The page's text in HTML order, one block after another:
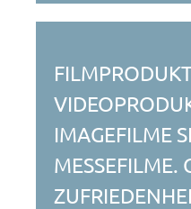
IMAGEFILME
MESSEFILME.